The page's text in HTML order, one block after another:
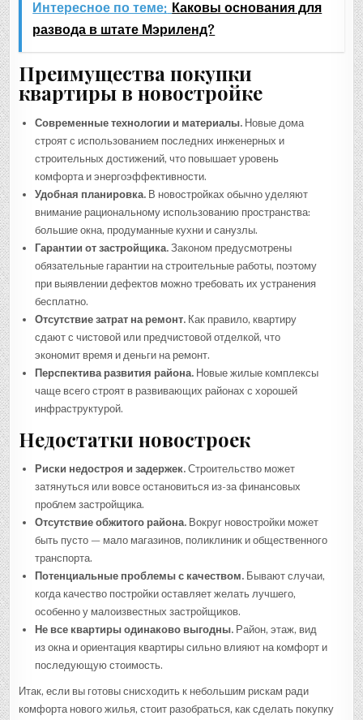
Интересное по теме: Каковы основания для
развода в штате Мэриленд?
Преимущества покупки
квартиры в новостройке
Современные технологии и материалы. Новые дома
строят с использованием последних инженерных и
строительных достижений, что повышает уровень
комфорта и энергоэффективности.
Удобная планировка. В новостройках обычно уделяют
внимание рациональному использованию пространства:
большие окна, продуманные кухни и санузлы.
Гарантии от застройщика. Законом предусмотрены
обязательные гарантии на строительные работы, поэтому
при выявлении дефектов можно требовать их устранения
бесплатно.
Отсутствие затрат на ремонт. Как правило, квартиру
сдают с чистовой или предчистовой отделкой, что
экономит время и деньги на ремонт.
Перспектива развития района. Новые жилые комплексы
чаще всего строят в развивающих районах с хорошей
инфраструктурой.
Недостатки новостроек
Риски недостроя и задержек. Строительство может
затянуться или вовсе остановиться из-за финансовых
проблем застройщика.
Отсутствие обжитого района. Вокруг новостройки может
быть пусто — мало магазинов, поликлиник и общественного
транспорта.
Потенциальные проблемы с качеством. Бывают случаи,
когда качество постройки оставляет желать лучшего,
особенно у малоизвестных застройщиков.
Не все квартиры одинаково выгодны. Район, этаж, вид
из окна и ориентация квартиры сильно влияют на комфорт и
последующую стоимость.
Итак, если вы готовы снисходить к небольшим рискам ради
комфорта нового жилья, стоит разобраться, как сделать покупку